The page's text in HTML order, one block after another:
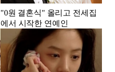
"0원 결혼식" 올리고 전세집
에서 시작한 연예인